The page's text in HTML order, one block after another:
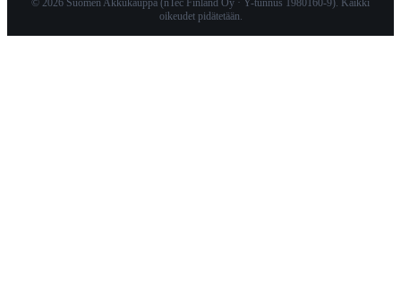
© 2026 Suomen Akkukauppa (nTec Finland Oy · Y-tunnus 1980160-9). Kaikki
oikeudet pidätetään.